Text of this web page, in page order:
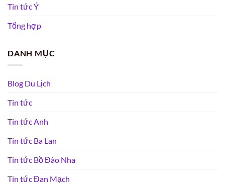
Tin tức Ý
Tổng hợp
DANH MỤC
Blog Du Lịch
Tin tức
Tin tức Anh
Tin tức Ba Lan
Tin tức Bồ Đào Nha
Tin tức Đan Mạch